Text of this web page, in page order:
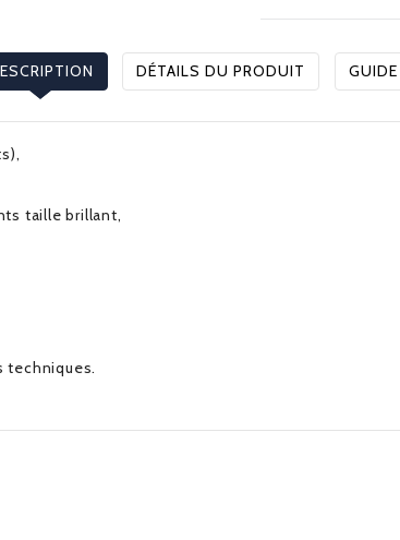
DÉTAILS DU PRODUIT
taille brillant,
techniques.